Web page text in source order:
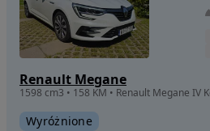
Renault Megane
Wyróżnione